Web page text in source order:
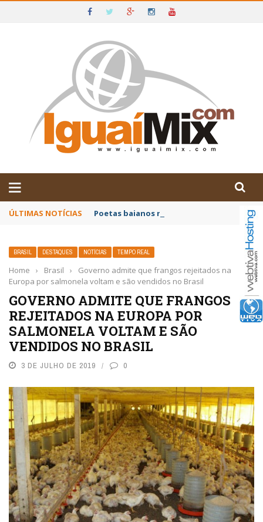
IGUAÍ E SUDOESTE DA BAHIA
ÚLTIMAS NOTÍCIAS Poetas baianos representam o Brasil no
BRASIL DESTAQUES NOTÍCIAS TEMPO REAL
Home › Brasil ›
Governo admite que frangos rejeitados na
Europa por salmonela voltam e são vendidos no Brasil
GOVERNO ADMITE QUE FRANGOS
REJEITADOS NA EUROPA POR
SALMONELA VOLTAM E SÃO
VENDIDOS NO BRASIL
3 DE JULHO DE 2019 0